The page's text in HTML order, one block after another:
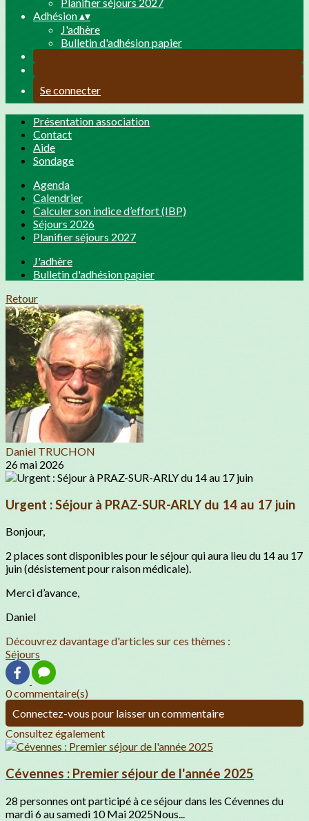
Adhésion▴▾
J'adhère
Bulletin d'adhésion papier
Se connecter
Présentation association
Contact
Aide
Sondage
Agenda
Calendrier
Calculer son indice d’effort (IBP)
Séjours 2026
Planifier séjours 2027
J'adhère
Bulletin d'adhésion papier
Retour
Daniel TRUCHON
26 mai 2026
Urgent : Séjour à PRAZ-SUR-ARLY du 14 au 17 juin
Bonjour,
2 places sont disponibles pour le séjour qui aura lieu du 14 au 17
juin (désistement pour raison médicale).
Merci d’avance,
Daniel
Découvrez davantage d'articles sur ces thèmes :
Séjours
0 commentaire(s)
Connectez-vous pour laisser un commentaire
Consultez également
Cévennes : Premier séjour de l'année 2025
28 personnes ont participé à ce séjour dans les Cévennes du
mardi 6 au samedi 10 Mai 2025Nous...